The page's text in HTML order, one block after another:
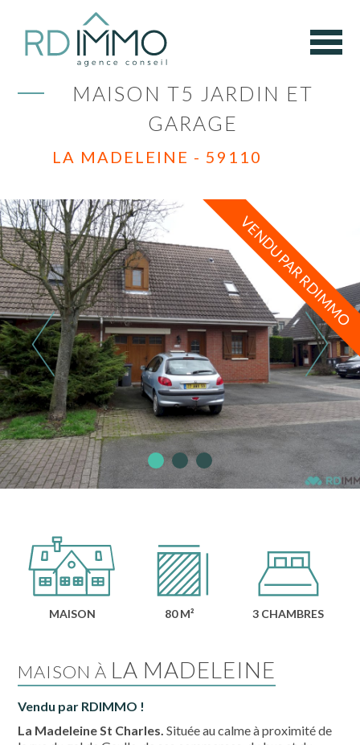
MAISON T5 JARDIN ET
GARAGE
LA MADELEINE - 59110
VENDU PAR RDIMMO
MAISON 80 M² 3 CHAMBRES
MAISON À LA MADELEINE
Vendu par RDIMMO !
La Madeleine St Charles. Située au calme à proximité de